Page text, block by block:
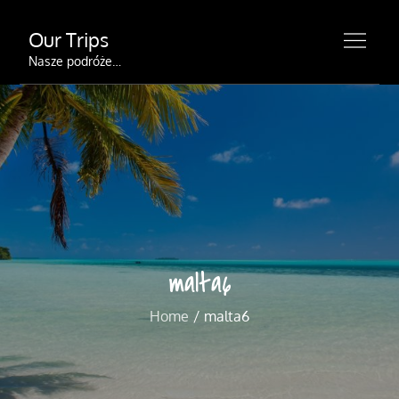
content
Our Trips
Nasze podróże…
malta6
Home malta6